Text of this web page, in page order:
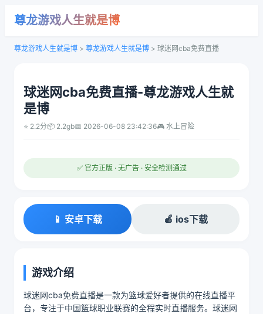
尊龙游戏人生就是博
尊龙游戏人生就是博 > 尊龙游戏人生就是博 > 球迷网cba免费直播
球迷网cba免费直播-尊龙游戏人生就
是博
⭐ 2.2分📦 2.2gb📅 2026-06-08 23:42:36🎮 水上冒险
✅ 官方正版 · 无广告 · 安全检测通过
📱 安卓下载 🍎 ios下载
游戏介绍
球迷网cba免费直播是一款为篮球爱好者提供的在线直播平
台，专注于中国篮球职业联赛的全程实时直播服务。球迷网